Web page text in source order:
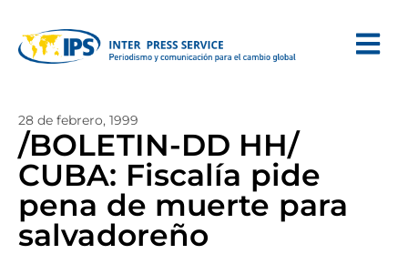
28 de febrero, 1999
/BOLETIN-DD HH/
CUBA: Fiscalía pide
pena de muerte para
salvadoreño